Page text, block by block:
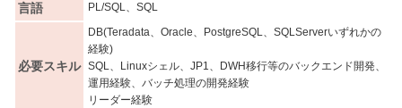
言語 PL/SQL、SQL
必要スキル
DB(Teradata、Oracle、PostgreSQL、SQLServerいずれかの
経験)
SQL、Linuxシェル、JP1、DWH移行等のバックエンド開発、
運用経験、バッチ処理の開発経験
リーダー経験